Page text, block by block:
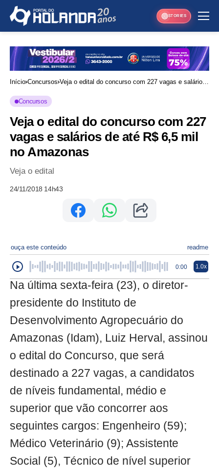
STORIES
Início Concursos Veja o edital do concurso com 227 vagas e salários
Concursos
Veja o edital do concurso com 227
vagas e salários de até R$ 6,5 mil
no Amazonas
Veja o edital
24/11/2018 14h43
ouça este conteúdo readme
0:00 1.0x
Na última sexta-feira (23), o diretor-
presidente do Instituto de
Desenvolvimento Agropecuário do
Amazonas (Idam), Luiz Herval, assinou
o edital do Concurso, que será
destinado a 227 vagas, a candidatos
de níveis fundamental, médio e
superior que vão concorrer aos
seguintes cargos: Engenheiro (59);
Médico Veterinário (9); Assistente
Social (5), Técnico de nível superior